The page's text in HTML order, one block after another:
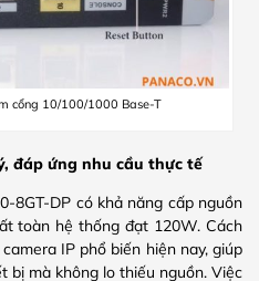
cổng 10/100/1000 Base-T
đáp ứng nhu cầu thực tế
8GT-DP có khả năng cấp nguồn
toàn hệ thống đạt 120W. Cách
IP phổ biến hiện nay, giúp
bị mà không lo thiếu nguồn. Việc